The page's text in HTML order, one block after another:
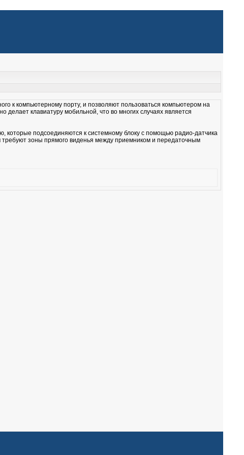
к компьютерному порту, и позволяют пользоваться компьютером на
клавиатуру мобильной, что во многих случаях является
которые подсоединяются к системному блоку с помощью радио-датчика
зоны прямого виденья между приемником и передаточным